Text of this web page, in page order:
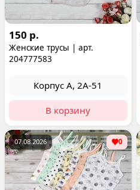
150 р.
Женские трусы | арт.
204777583
Корпус А, 2А-51
В корзину
07.08.2026 0